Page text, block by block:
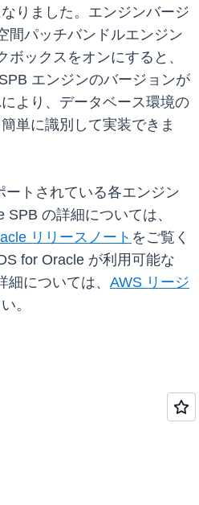
りました。エンジンバージ
間パッチバンドルエンジン
ボックスをオンにすると、
エンジンのバージョンが
より、データベース環境の
単に識別して実装できま
ートされている各エンジン
の詳細については、
リリースノート をご覧く
for Oracle が利用可能な
については、 AWS リージ
。